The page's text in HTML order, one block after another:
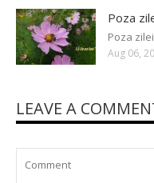
Poza
Poza zilei
Aug 06,
LEAVE A